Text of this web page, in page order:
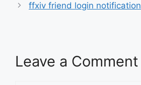
ffxiv friend login notification
Leave a Comment